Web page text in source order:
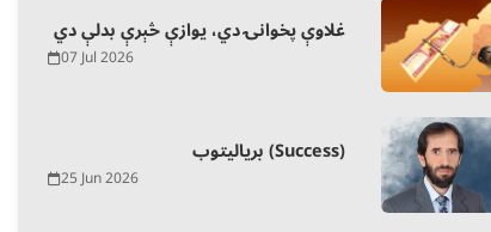
غلاوې پخوانۍ دي، یوازې څېرې بدلې دي
07 Jul 2026
بریالیتوب (Success)
25 Jun 2026